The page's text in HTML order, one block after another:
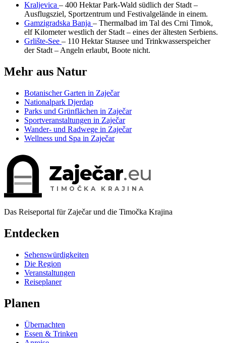
Kraljevica – 400 Hektar Park-Wald südlich der Stadt –
Ausflugsziel, Sportzentrum und Festivalgelände in einem.
Gamzigradska Banja – Thermalbad im Tal des Crni Timok,
elf Kilometer westlich der Stadt – eines der ältesten Serbiens.
Grlište-See – 110 Hektar Stausee und Trinkwasserspeicher
der Stadt – Angeln erlaubt, Boote nicht.
Mehr aus Natur
Botanischer Garten in Zaječar
Nationalpark Djerdap
Parks und Grünflächen in Zaječar
Sportveranstaltungen in Zaječar
Wander- und Radwege in Zaječar
Wellness und Spa in Zaječar
Zaječar.eu
TIMOČKA KRAJINA
Das Reiseportal für Zaječar und die Timočka Krajina
Entdecken
Sehenswürdigkeiten
Die Region
Veranstaltungen
Reiseplaner
Planen
Übernachten
Essen & Trinken